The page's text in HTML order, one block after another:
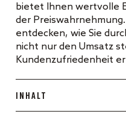
bietet Ihnen wertvolle
der
entdecken, wie Sie
nicht nur den Umsatz
Kundenzufriedenheit
Inhalt